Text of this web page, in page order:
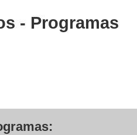
- Programas